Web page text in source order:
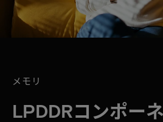
メモリ
LPDDRコンポー